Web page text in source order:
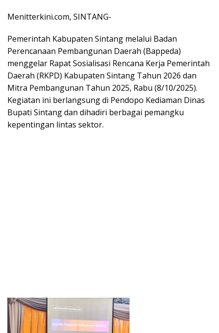
Menitterkini.com, SINTANG-
Pemerintah Kabupaten Sintang melalui Badan
Perencanaan Pembangunan Daerah (Bappeda)
menggelar Rapat Sosialisasi Rencana Kerja Pemerintah
Daerah (RKPD) Kabupaten Sintang Tahun 2026 dan
Mitra Pembangunan Tahun 2025, Rabu (8/10/2025).
Kegiatan ini berlangsung di Pendopo Kediaman Dinas
Bupati Sintang dan dihadiri berbagai pemangku
kepentingan lintas sektor.